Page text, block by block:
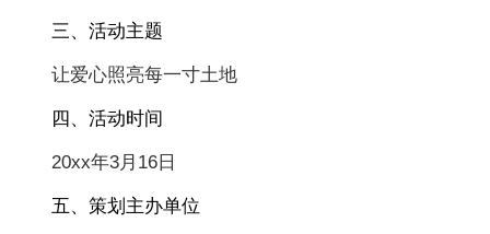
三、活动主题
让爱心照亮每一寸土地
四、活动时间
20xx年3月16日
五、策划主办单位